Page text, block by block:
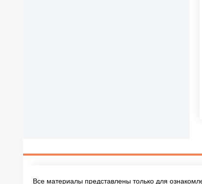
Все материалы представлены только для